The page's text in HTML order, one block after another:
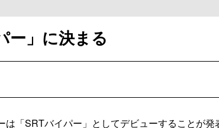
ー」に決まる
「SRTバイパー」としてデビューすることが発